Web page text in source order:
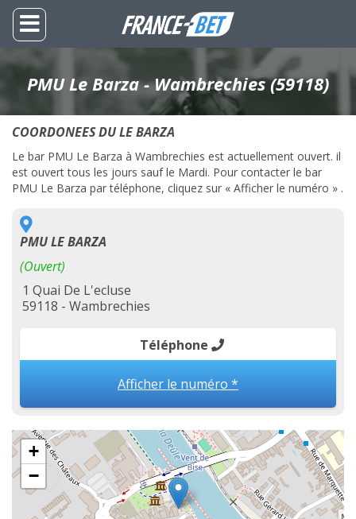
PMU Le Barza - Wambrechies (59118)
COORDONEES DU LE BARZA
Le bar PMU Le Barza à Wambrechies est actuellement ouvert. il
est ouvert tous les jours sauf le Mardi. Pour contacter le bar
PMU Le Barza par téléphone, cliquez sur « Afficher le numéro » .
PMU LE BARZA
(Ouvert)
1 Quai De L'ecluse
59118 - Wambrechies
Téléphone
Afficher le numéro *
+
−